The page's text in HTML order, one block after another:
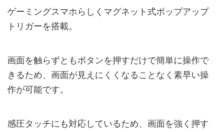
ゲーミングスマホらしくマグネット式ポップアップ
トリガーを搭載。
画面を触らずともボタンを押すだけで簡単に操作で
きるため、画面が見えにくくなることなく素早い操
作が可能です。
感圧タッチにも対応しているため、画面を強く押す